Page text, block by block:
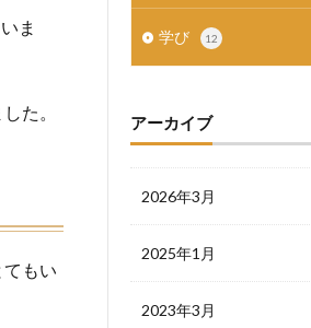
ま
た。
もい
学び 12
アーカイブ
2026年3月
2025年1月
2023年3月